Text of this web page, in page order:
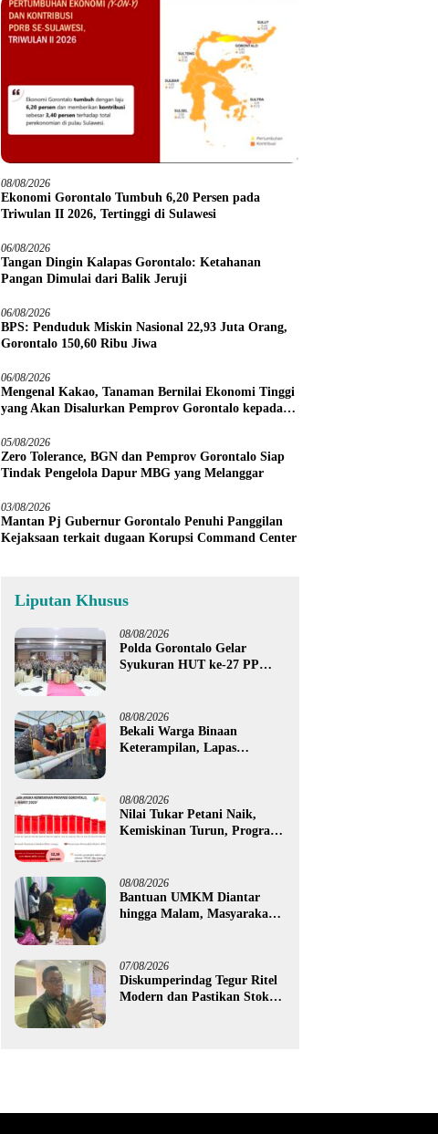
08/08/2026
Ekonomi Gorontalo Tumbuh 6,20 Persen pada
Triwulan II 2026, Tertinggi di Sulawesi
06/08/2026
Tangan Dingin Kalapas Gorontalo: Ketahanan
Pangan Dimulai dari Balik Jeruji
06/08/2026
BPS: Penduduk Miskin Nasional 22,93 Juta Orang,
Gorontalo 150,60 Ribu Jiwa
06/08/2026
Mengenal Kakao, Tanaman Bernilai Ekonomi Tinggi
yang Akan Disalurkan Pemprov Gorontalo kepada
05/08/2026
Zero Tolerance, BGN dan Pemprov Gorontalo Siap
Tindak Pengelola Dapur MBG yang Melanggar
03/08/2026
Mantan Pj Gubernur Gorontalo Penuhi Panggilan
Kejaksaan terkait dugaan Korupsi Command Center
Liputan Khusus
08/08/2026
Polda Gorontalo Gelar
Syukuran HUT ke-27 PP
08/08/2026
Bekali Warga Binaan
Keterampilan, Lapas
08/08/2026
Nilai Tukar Petani Naik,
Kemiskinan Turun, Program
08/08/2026
Bantuan UMKM Diantar
hingga Malam, Masyarakat
07/08/2026
Diskumperindag Tegur Ritel
Modern dan Pastikan Stok